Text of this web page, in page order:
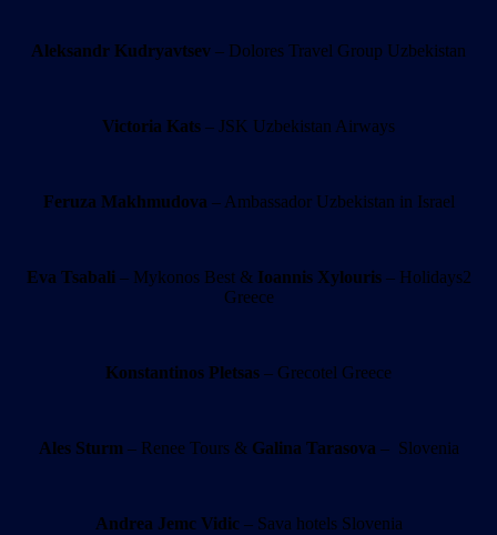
Aleksandr Kudryavtsev – Dolores Travel Group Uzbekistan
Victoria Kats – JSK Uzbekistan Airways
Feruza Makhmudova – Ambassador Uzbekistan in Israel
Eva Tsabali – Mykonos Best & Ioannis Xylouris– Holidays2
Greece
Konstantinos Pletsas – Grecotel Greece
Ales Sturm – Renee Tours & Galina Tarasova – Slovenia
Andrea Jemc Vidic– Sava hotels Slovenia